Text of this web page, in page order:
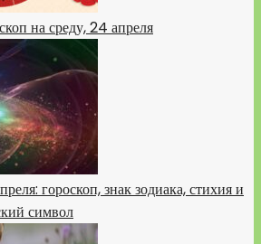
на среду, 24 апреля
гороскоп, знак зодиака, стихия и
символ